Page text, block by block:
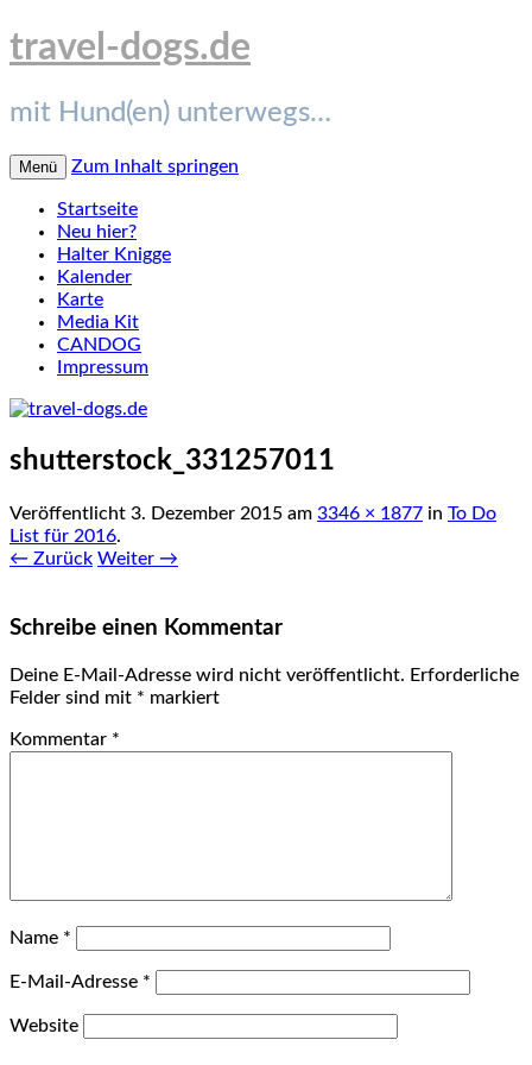
travel-dogs.de
mit Hund(en) unterwegs…
Menü Zum Inhalt springen
Startseite
Neu hier?
Halter Knigge
Kalender
Karte
Media Kit
CANDOG
Impressum
shutterstock_331257011
Veröffentlicht 3. Dezember 2015 am 3346 × 1877 in To Do
List für 2016.
← Zurück Weiter →
Schreibe einen Kommentar
Deine E-Mail-Adresse wird nicht veröffentlicht. Erforderliche
Felder sind mit * markiert
Kommentar *
Name *
E-Mail-Adresse *
Website